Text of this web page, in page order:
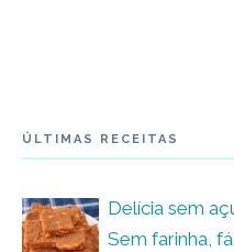
ÚLTIMAS RECEITAS
Delícia sem
Sem farinha,